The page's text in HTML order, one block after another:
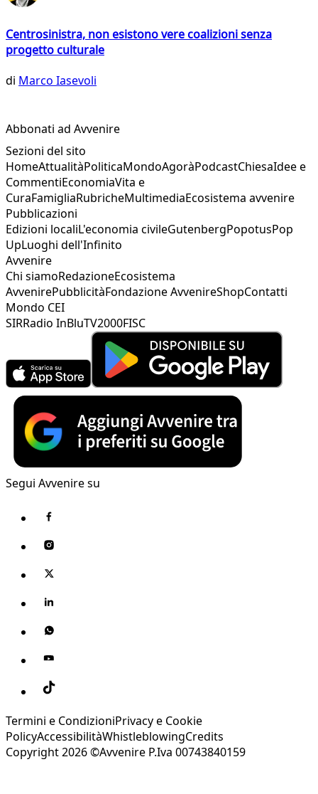
Centrosinistra, non esistono vere coalizioni senza
progetto culturale
di Marco Iasevoli
Abbonati ad Avvenire
Sezioni del sito
HomeAttualitàPoliticaMondoAgoràPodcastChiesaIdee e
CommentiEconomiaVita e
CuraFamigliaRubricheMultimediaEcosistema avvenire
Pubblicazioni
Edizioni localiL'economia civileGutenbergPopotusPop
UpLuoghi dell'Infinito
Avvenire
Chi siamoRedazioneEcosistema
AvvenirePubblicitàFondazione AvvenireShopContatti
Mondo CEI
SIRRadio InBluTV2000FISC
Segui Avvenire su
Termini e CondizioniPrivacy e Cookie
PolicyAccessibilitàWhistleblowingCredits
Copyright 2026 ©Avvenire P.Iva 00743840159